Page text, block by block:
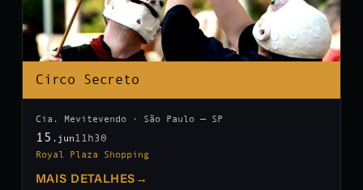
Circo Secreto
Cia. Mevitevendo · São Paulo — SP
15 .jun 11h30
Royal Plaza Shopping
MAIS DETALHES →